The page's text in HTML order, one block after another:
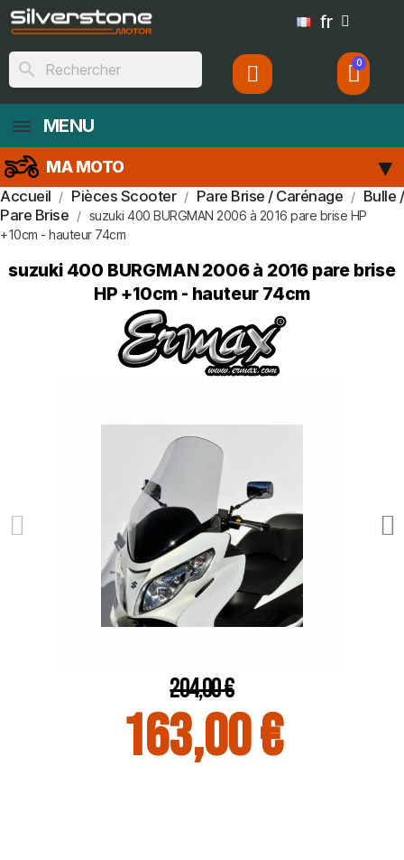
fr
search
MENU
MA MOTO
Accueil Pièces Scooter Pare Brise / Carénage
Bulle /
Pare Brise
suzuki 400 BURGMAN 2006 à 2016 pare brise HP
+10cm - hauteur 74cm
suzuki 400 BURGMAN 2006 à 2016 pare brise
HP +10cm - hauteur 74cm
204,00 €
163,00 €